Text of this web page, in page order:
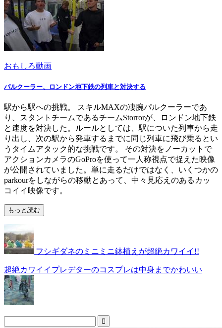
おもしろ動画
パルクーラー、ロンドン地下鉄の列車と対決する
駅から駅への挑戦。 スキルMAXの凄腕パルクーラーであ
り、スタントチームであるチームStorrorが、ロンドン地下鉄
と速度を対決した。ルールとしては、駅についた列車から走
り出し、次の駅から発車するまでに同じ列車に飛び乗るとい
うタイムアタック的な挑戦です。 その対決をノーカットで
アクションカメラのGoProを使って一人称視点で捉えた映像
が公開されていました。単に走るだけではなく、いくつかの
parkourをしながらの移動とあって、中々見応えのあるカッ
コイイ映像です。
もっと読む
フシギダネのミニミニ鉢植えが超絶カワイイ!!
超絶カワイイプレデターのコスプレは中身までかわいい